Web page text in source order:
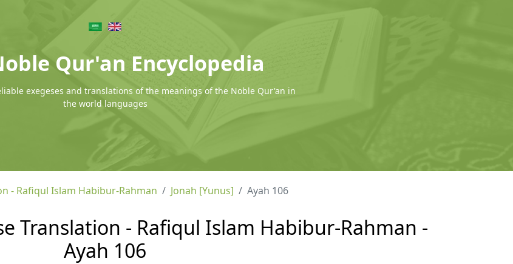
Qur'an Encyclopedia
exegeses and translations of the meanings of the Noble Qur'an in
the world languages
- Rafiqul Islam Habibur-Rahman Jonah [Yunus] Ayah 106
Translation - Rafiqul Islam Habibur-Rahman -
Ayah 106